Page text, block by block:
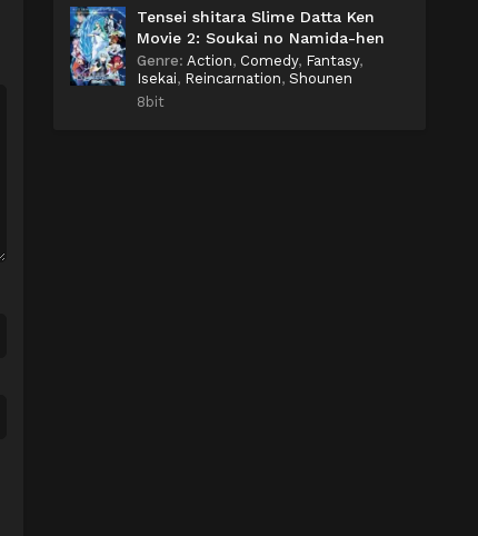
Tensei shitara Slime Datta Ken
Movie 2: Soukai no Namida-hen
Genre: Action, Comedy, Fantasy,
Isekai, Reincarnation, Shounen
8bit